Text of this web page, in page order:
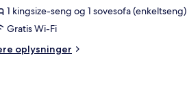
1 kingsize-seng og 1 sovesofa (enkeltseng)
Gratis Wi-Fi
oplysninger